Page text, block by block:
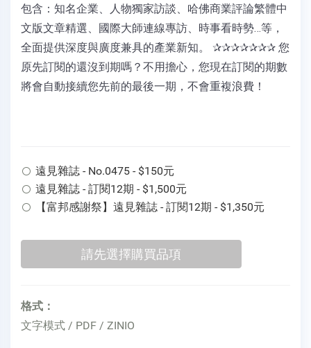
包含：知名企業、人物獨家訪談、哈佛商業評論繁體中
文版文章精選、國際大師連線專訪、時事看時勢…等，
全面提供深度與廣度兼具的產業新知。 ✰✰✰✰✰✰✰ 您
原先訂閱的還沒到期嗎？不用擔心，您現在訂閱的期數
將會自動接續您先前的最後一期，不會重複浪費！
遠見雜誌 - No.0475 - $150元
遠見雜誌 - 訂閱12期 - $1,500元
【富邦感謝祭】遠見雜誌 - 訂閱12期 - $1,350元
格式：
文字模式 / PDF / ZINIO